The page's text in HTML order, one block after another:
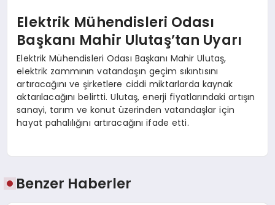
Elektrik Mühendisleri Odası
Başkanı Mahir Ulutaş’tan Uyarı
Elektrik Mühendisleri Odası Başkanı Mahir Ulutaş,
elektrik zammının vatandaşın geçim sıkıntısını
artıracağını ve şirketlere ciddi miktarlarda kaynak
aktarılacağını belirtti. Ulutaş, enerji fiyatlarındaki artışın
sanayi, tarım ve konut üzerinden vatandaşlar için
hayat pahalılığını artıracağını ifade etti.
Benzer Haberler